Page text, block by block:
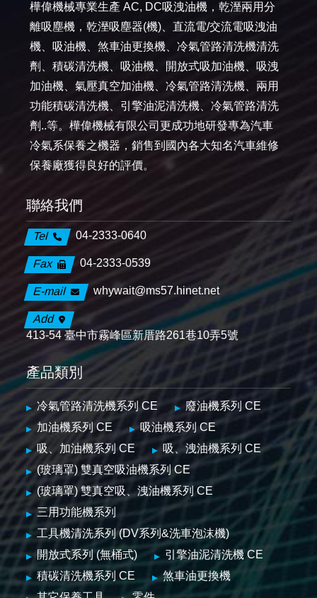
樺偉機械專業生產 AC, DC吸洩油機，乾溼兩用分
離吸塵機，乾溼吸塵器(機)、直流電/交流電吸洩油
機、吸油機、煞車油更換機、冷氣管路清洗機清洗
劑、積碳清洗機、吸油機、開放式吸加油機、吸洩
加油機、氣壓真空加油機、冷氣管路清洗機、兩用
功能積碳清洗機、引擎油泥清洗機、冷氣管路清洗
劑..等。樺偉機械有限公司更成功地研發專為汽車
冷氣系保養之機器，銷售到國內各大知名汽車維修
保養廠獲得良好的評價。
聯絡我們
Tel 04-2333-0640
Fax 04-2333-0539
E-mail whywait@ms57.hinet.net
Add
413-54 臺中市霧峰區新厝路261巷10弄5號
產品類別
冷氣管路清洗機系列 CE
廢油機系列 CE
加油機系列 CE
吸油機系列 CE
吸、加油機系列 CE
吸、洩油機系列 CE
(玻璃罩) 雙真空吸油機系列 CE
(玻璃罩) 雙真空吸、洩油機系列 CE
三用功能機系列
工具機清洗系列 (DV系列&洗車泡沫機)
開放式系列 (無桶式)
引擎油泥清洗機 CE
積碳清洗機系列 CE
煞車油更換機